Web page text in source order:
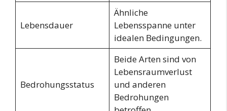
Lebensdauer
Ähnliche
Lebensspanne unter
idealen Bedingungen.
Bedrohungsstatus
Beide Arten sind von
Lebensraumverlust
und anderen
Bedrohungen